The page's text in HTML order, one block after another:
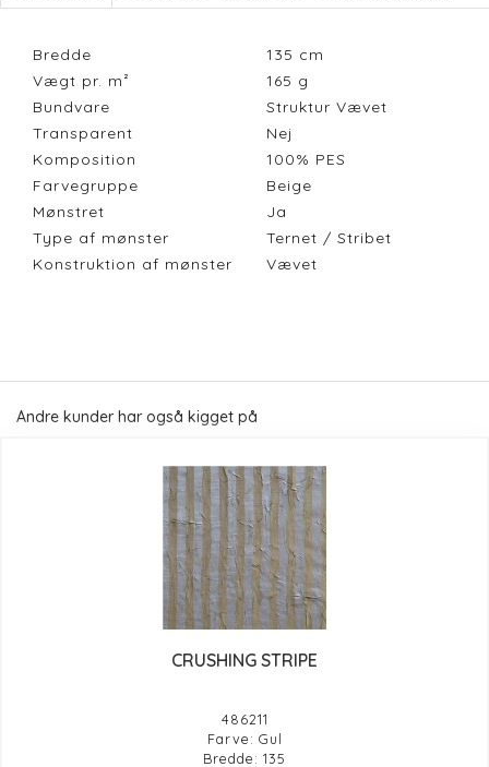
Bredde 135 cm
Vægt pr. m²
165 g
Bundvare
Struktur Vævet
Transparent
Nej
Komposition
100% PES
Farvegruppe
Beige
Mønstret
Ja
Type af mønster
Ternet / Stribet
Konstruktion af mønster
Vævet
Andre kunder har også kigget på
CRUSHING STRIPE
486211
Farve: Gul
Bredde: 135